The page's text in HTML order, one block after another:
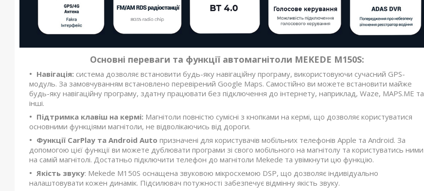
Основні переваги та функції автомагнітоли MEKEDE M150S:
Навігація: система дозволяє встановити будь-яку навігаційну програму, використовуючи сучасний GPS-
модуль. За замовчуванням встановлено перевірений Google Maps. Самостійно ви можете встановити майже
будь-яку навігаційну програму, здатну працювати без підключення до інтернету, наприклад, Waze, MAPS.ME та
інші.
Підтримка клавіш на кермі: Магнітоли повністю сумісні з кнопками на кермі, що дозволяє користуватися
основними функціями магнітоли, не відволікаючись від дороги.
Функції CarPlay та Android Auto призначені для користувачів мобільних телефонів Apple та Android. За
допомогою цієї функції ви можете дублювати програми зі свого мобільного на магнітолу та користуватись ними
на самій магнітолі. Достатньо підключити телефон до магнітоли Mekede та увімкнути цю функцію.
Якість звуку: Mekede M150S оснащена звуковою мікросхемою DSP, що дозволяє індивідуально
налаштовувати кожен динамік. Підсилювач потужності забезпечує відмінну якість звуку.